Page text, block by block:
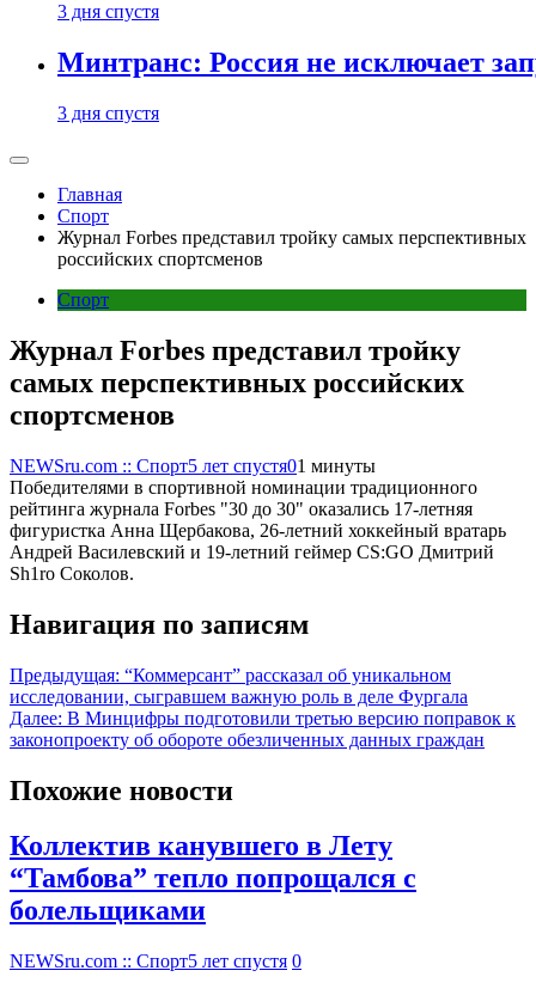
3 дня спустя
Минтранс: Россия не исключает
3 дня спустя
Главная
Спорт
Журнал Forbes представил тройку самых перспективных
российских спортсменов
Спорт
Журнал Forbes представил тройку
самых перспективных российских
спортсменов
NEWSru.com :: Спорт5 лет спустя01 минуты
Победителями в спортивной номинации традиционного
рейтинга журнала Forbes "30 до 30" оказались 17-летняя
фигуристка Анна Щербакова, 26-летний хоккейный вратарь
Андрей Василевский и 19-летний геймер CS:GO Дмитрий
Sh1ro Соколов.
Навигация по записям
Предыдущая: “Коммерсант” рассказал об уникальном
исследовании, сыгравшем важную роль в деле Фургала
Далее: В Минцифры подготовили третью версию поправок к
законопроекту об обороте обезличенных данных граждан
Похожие новости
Коллектив канувшего в Лету
“Тамбова” тепло попрощался с
болельщиками
NEWSru.com :: Спорт5 лет спустя 0